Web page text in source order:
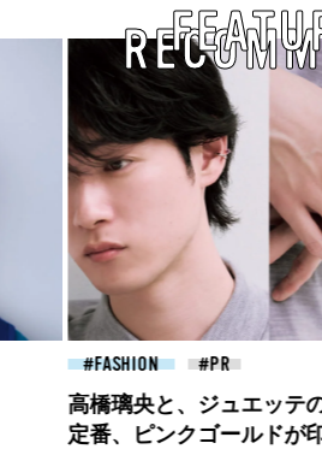
FASHION
【PRADA × NI-
る、ニューモード